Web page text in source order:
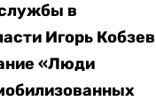
в
Игорь Кобзев
«Люди